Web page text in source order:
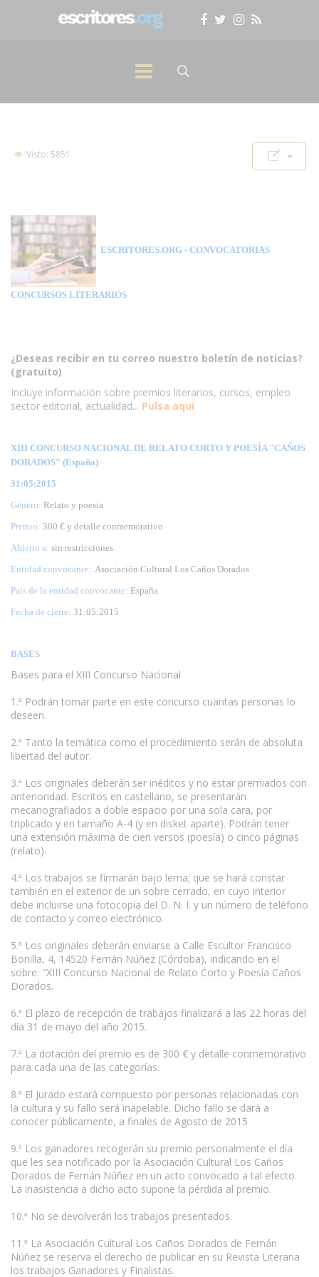
Visto: 5851
ESCRITORES.ORG - CONVOCATORIAS
CONCURSOS LITERARIOS
¿Deseas recibir en tu correo nuestro boletín de noticias?
(gratuito)
Incluye información sobre premios literarios, cursos, empleo
sector editorial, actualidad... Pulsa aqui
XIII CONCURSO NACIONAL DE RELATO CORTO Y POESÍA "CAÑOS
DORADOS" (España)
31:05:2015
Género: Relato y poesía
Premio: 300 € y detalle conmemorativo
Abierto a: sin restricciones
Entidad convocante: Asociación Cultural Los Caños Dorados
País de la entidad convocante: España
Fecha de cierre: 31:05:2015
BASES
Bases para el XIII Concurso Nacional
1.ª Podrán tomar parte en este concurso cuantas personas lo
deseen.
2.ª Tanto la temática como el procedimiento serán de absoluta
libertad del autor.
3.ª Los originales deberán ser inéditos y no estar premiados con
anterioridad. Escritos en castellano, se presentarán
mecanografiados a doble espacio por una sola cara, por
triplicado y en tamaño A-4 (y en disket aparte). Podrán tener
una extensión máxima de cien versos (poesía) o cinco páginas
(relato).
4.ª Los trabajos se firmarán bajo lema; que se hará constar
también en el exterior de un sobre cerrado, en cuyo interior
debe incluirse una fotocopia del D. N. I. y un número de teléfono
de contacto y correo electrónico.
5.ª Los originales deberán enviarse a Calle Escultor Francisco
Bonilla, 4, 14520 Fernán Núñez (Córdoba), indicando en el
sobre: "XIII Concurso Nacional de Relato Corto y Poesía Caños
Dorados.
6.ª El plazo de recepción de trabajos finalizará a las 22 horas del
día 31 de mayo del año 2015.
7.ª La dotación del premio es de 300 € y detalle conmemorativo
para cada una de las categorías.
8.ª El Jurado estará compuesto por personas relacionadas con
la cultura y su fallo será inapelable. Dicho fallo se dará a
conocer públicamente, a finales de Agosto de 2015
9.ª Los ganadores recogerán su premio personalmente el día
que les sea notificado por la Asociación Cultural Los Caños
Dorados de Fernán Núñez en un acto convocado a tal efecto.
La inasistencia a dicho acto supone la pérdida al premio.
10.ª No se devolverán los trabajos presentados.
11.ª La Asociación Cultural Los Caños Dorados de Fernán
Núñez se reserva el derecho de publicar en su Revista Literaria
los trabajos Ganadores y Finalistas.